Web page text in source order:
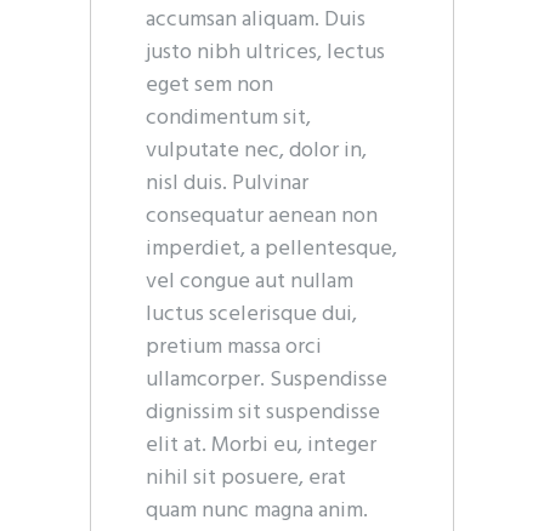
accumsan aliquam. Duis
justo nibh ultrices, lectus
eget sem non
condimentum sit,
vulputate nec, dolor in,
nisl duis. Pulvinar
consequatur aenean non
imperdiet, a pellentesque,
vel congue aut nullam
luctus scelerisque dui,
pretium massa orci
ullamcorper. Suspendisse
dignissim sit suspendisse
elit at. Morbi eu, integer
nihil sit posuere, erat
quam nunc magna anim.